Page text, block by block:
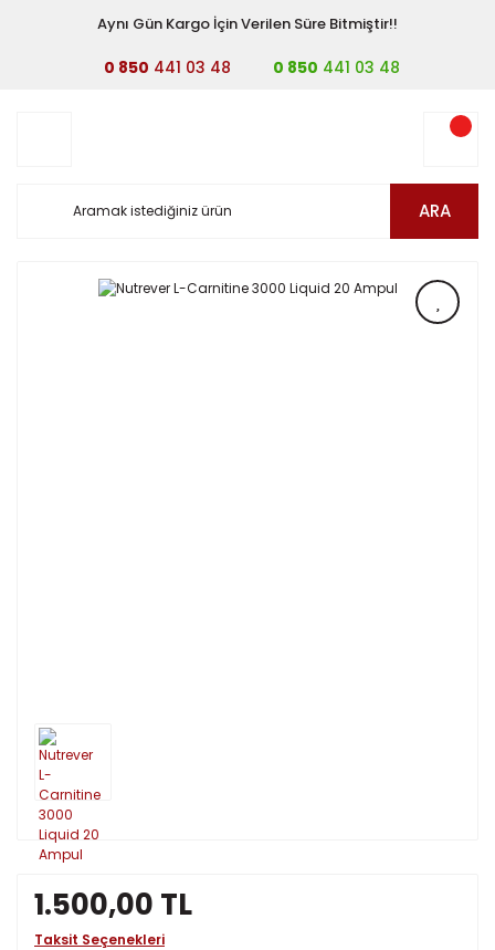
Aynı Gün Kargo İçin Verilen Süre Bitmiştir!!
0 850 441 03 48 0 850 441 03 48
ARA
1.500,00 TL
Taksit Seçenekleri